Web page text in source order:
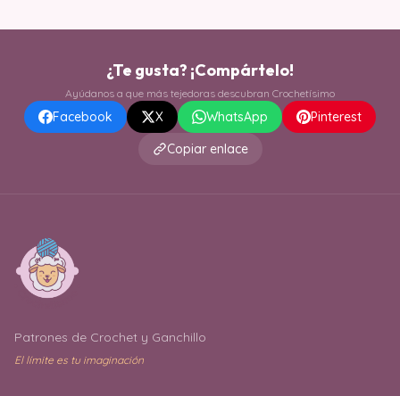
¿Te gusta? ¡Compártelo!
Ayúdanos a que más tejedoras descubran Crochetísimo
Facebook X WhatsApp
Pinterest
Copiar enlace
Patrones de Crochet y Ganchillo
El límite es tu imaginación